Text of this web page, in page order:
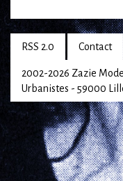
RSS 2.0 Contact
2002-2026 Zazie
Urbanistes - 59000